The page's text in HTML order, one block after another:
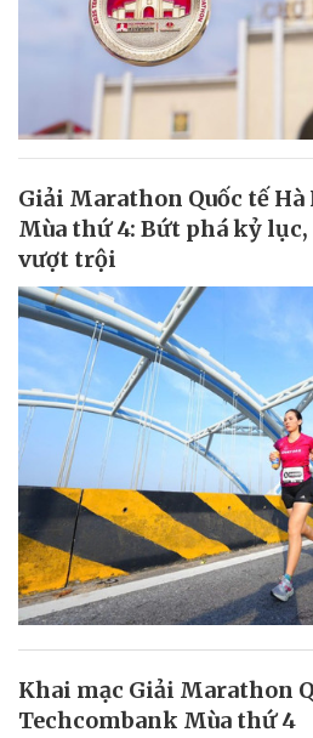
Giải Marathon Quốc tế
Mùa thứ 4: Bứt phá kỷ
vượt trội
Khai mạc Giải Marathon
Techcombank Mùa thứ 4